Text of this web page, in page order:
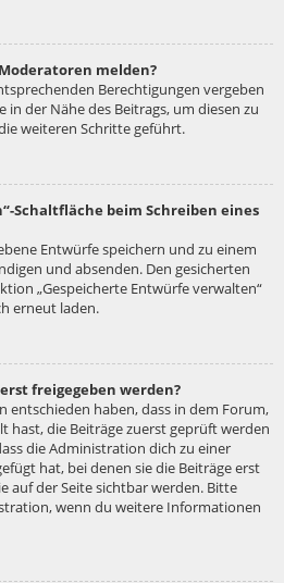
melden?
Berechtigungen vergeben
in der Nähe des Beitrags, um diesen zu
weiteren Schritte geführt.
Schaltfläche beim Schreiben eines
Entwürfe speichern und zu einem
und absenden. Den gesicherten
„Gespeicherte Entwürfe verwalten“
erneut laden.
freigegeben werden?
entschieden haben, dass in dem Forum,
hast, die Beiträge zuerst geprüft werden
die Administration dich zu einer
hat, bei denen sie die Beiträge erst
auf der Seite sichtbar werden. Bitte
wenn du weitere Informationen